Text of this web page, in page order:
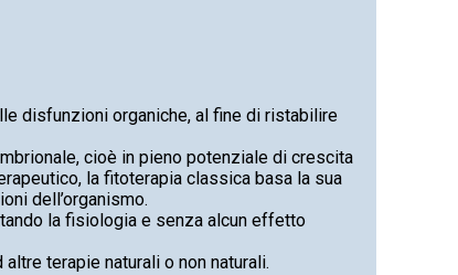
disfunzioni organiche, al fine di ristabilire
cioè in pieno potenziale di crescita
la fitoterapia classica basa la sua
dell’organismo.
la fisiologia e senza alcun effetto
terapie naturali o non naturali.